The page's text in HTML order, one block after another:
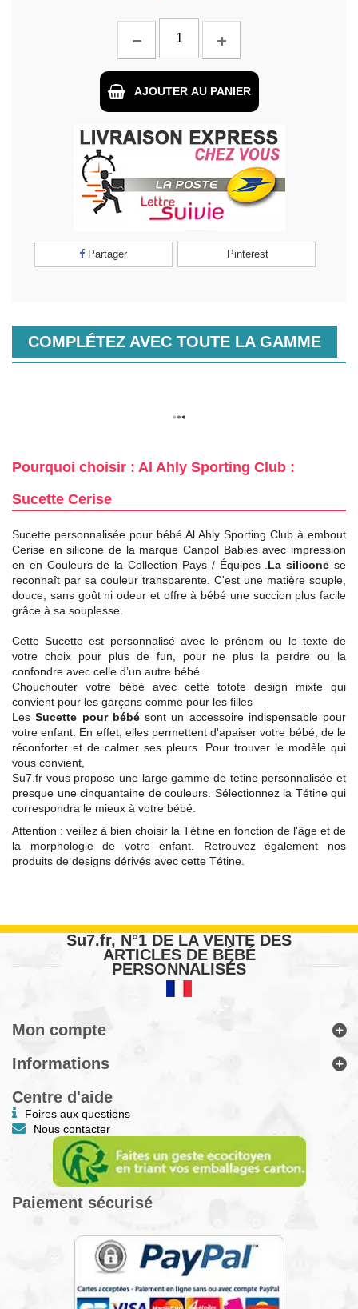
AJOUTER AU PANIER
Partager Pinterest
COMPLÉTEZ AVEC TOUTE LA GAMME
Pourquoi choisir : Al Ahly Sporting Club :
Sucette Cerise
Sucette personnalisée pour bébé Al Ahly Sporting Club à embout
Cerise en silicone de la marque Canpol Babies avec impression
en en Couleurs de la Collection Pays / Équipes . La siliconese
reconnaît par sa couleur transparente. C'est une matière souple,
douce, sans goût ni odeur et offre à bébé une succion plus facile
grâce à sa souplesse.
Cette Sucette est personnalisé avec le prénom ou le texte de
votre choix pour plus de fun, pour ne plus la perdre ou la
confondre avec celle d’un autre bébé.
Chouchouter votre bébé avec cette totote design mixte qui
convient pour les garçons comme pour les filles
LesSucette pour bébésont un accessoire indispensable pour
votre enfant. En effet, elles permettent d'apaiser votre bébé, de le
réconforter et de calmer ses pleurs. Pour trouver le modèle qui
vous convient,
Su7.fr vous propose une large gamme de tetine personnalisée et
presque une cinquantaine de couleurs. Sélectionnez la Tétine qui
correspondra le mieux à votre bébé.
Attention : veillez à bien choisir la Tétine en fonction de l'âge et de
la morphologie de votre enfant. Retrouvez également nos
produits de designs dérivés avec cette Tétine.
Su7.fr, N°1 DE LA VENTE DES
ARTICLES DE BÉBÉ
PERSONNALISÉS
Mon compte
Informations
Centre d'aide
Foires aux questions
Nous contacter
Paiement sécurisé